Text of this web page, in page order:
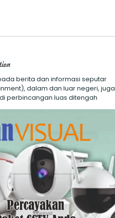
berita dan informasi seputar
dalam dan luar negeri, juga
perbincangan luas ditengah